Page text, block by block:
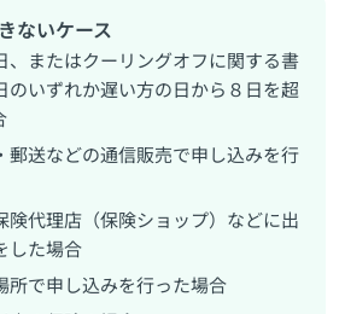
ないケース
、またはクーリングオフに関する書
のいずれか遅い方の日から８日を超
郵送などの通信販売で申し込みを行
険代理店（保険ショップ）などに出
した場合
所で申し込みを行った場合